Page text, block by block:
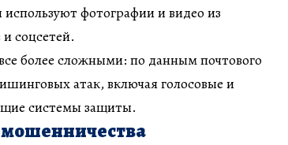
фотографии и видео из
соцсетей.
более сложными: по данным почтового
атак, включая голосовые и
системы защиты.